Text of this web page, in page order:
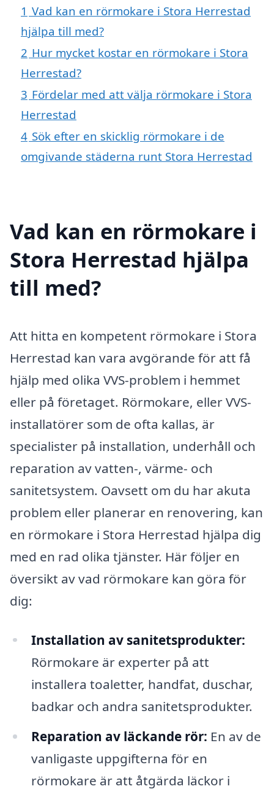
1 Vad kan en rörmokare i Stora Herrestad
hjälpa till med?
2 Hur mycket kostar en rörmokare i Stora
Herrestad?
3 Fördelar med att välja rörmokare i Stora
Herrestad
4 Sök efter en skicklig rörmokare i de
omgivande städerna runt Stora Herrestad
Vad kan en rörmokare i
Stora Herrestad hjälpa
till med?
Att hitta en kompetent rörmokare i Stora
Herrestad kan vara avgörande för att få
hjälp med olika VVS-problem i hemmet
eller på företaget. Rörmokare, eller VVS-
installatörer som de ofta kallas, är
specialister på installation, underhåll och
reparation av vatten-, värme- och
sanitetsystem. Oavsett om du har akuta
problem eller planerar en renovering, kan
en rörmokare i Stora Herrestad hjälpa dig
med en rad olika tjänster. Här följer en
översikt av vad rörmokare kan göra för
dig:
Installation av sanitetsprodukter:
Rörmokare är experter på att
installera toaletter, handfat, duschar,
badkar och andra sanitetsprodukter.
Reparation av läckande rör: En av de
vanligaste uppgifterna för en
rörmokare är att åtgärda läckor i